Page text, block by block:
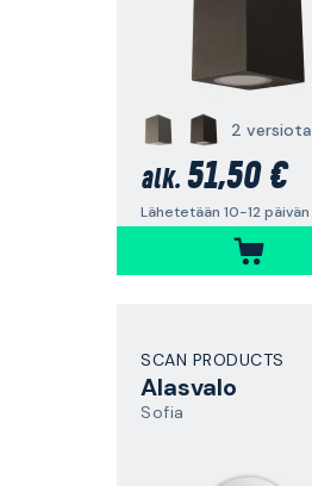
2 versiota
alk. 51,50 €
SCAN PRODUCTS
Alasvalo
Sofia